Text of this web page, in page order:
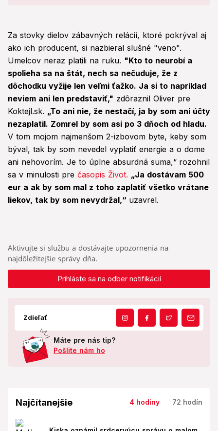
Za stovky dielov zábavných relácií, ktoré pokrýval aj
ako ich producent, si nazbieral slušné "veno".
Umelcov neraz platili na ruku. "Kto to neurobí a
spolieha sa na štát, nech sa nečuduje, že z
dôchodku vyžije len veľmi ťažko. Ja si to napríklad
neviem ani len predstaviť," zdôraznil Oliver pre
Koktejl.sk. „To ani nie, že nestačí, ja by som ani účty
nezaplatil. Zomrel by som asi po 3 dňoch od hladu.
V tom mojom najmenšom 2-izbovom byte, keby som
býval, tak by som nevedel vyplatiť energie a o dome
ani nehovorím. Je to úplne absurdná suma,“ rozohnil
sa v minulosti pre časopis Život. „Ja dostávam 500
eur a ak by som mal z toho zaplatiť všetko vrátane
liekov, tak by som nevydržal,“ uzavrel.
Aktivujte si službu a dostávajte upozornenia na
najdôležitejšie správy dňa.
Prihláste sa na odber notifikácií
Zdieľať
Máte pre nás tip?
Pošlite nám ho
Najčítanejšie 4 hodiny 72 hodín